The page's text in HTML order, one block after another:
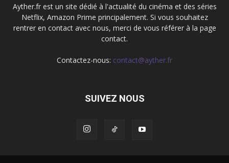
Ayther.fr est un site dédié à l'actualité du cinéma et des séries
Netflix, Amazon Prime principalement. Si vous souhaitez
rentrer en contact avec nous, merci de vous référer à la page
contact.
Contactez-nous: contact@ayther.fr
SUIVEZ NOUS